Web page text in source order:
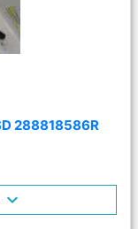
288818586R